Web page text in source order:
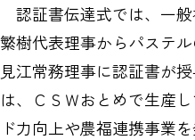
認証書伝達式では、一
繁樹代表理事からパステ
見江常務理事に認証書が
は、ＣＳＷおとめで生産
ド力向上や農福連携事業